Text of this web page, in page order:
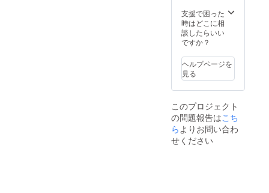
支援で困った
時はどこに相
談したらいい
ですか？
ヘルプページを
見る
このプロジェクト
の問題報告はこち
らよりお問い合わ
せください